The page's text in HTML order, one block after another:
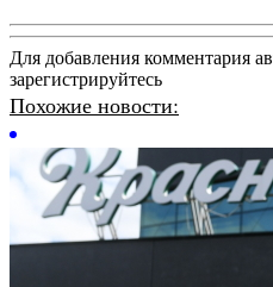
Для добавления комментария
зарегистрируйтесь
Похожие новости: